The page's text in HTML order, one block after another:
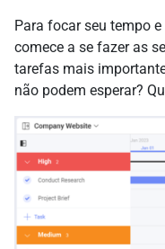
Para focar seu tempo
comece a se fazer as
tarefas mais
não podem esperar?